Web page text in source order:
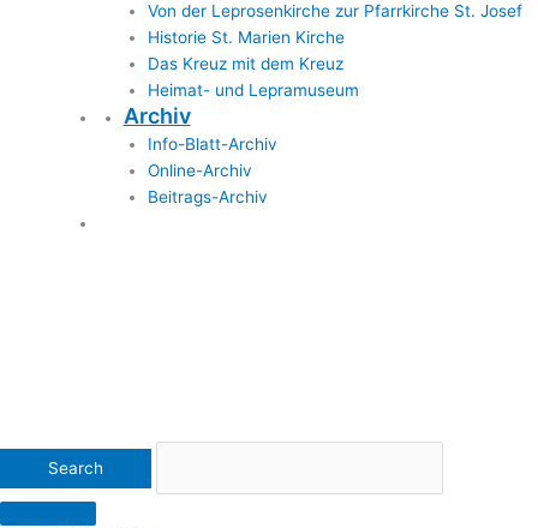
Von der Leprosenkirche zur Pfarrkirche St. Josef
Historie St. Marien Kirche
Das Kreuz mit dem Kreuz
Heimat- und Lepramuseum
Archiv
Info-Blatt-Archiv
Online-Archiv
Beitrags-Archiv